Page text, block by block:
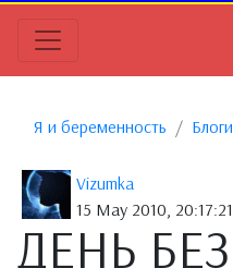
Я и беременность Блоги
Vizumka
15 May 2010, 20:17:21
ДЕНЬ БЕЗ